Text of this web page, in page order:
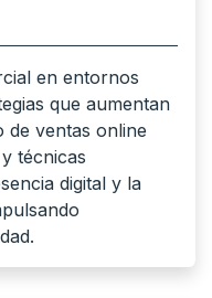
en entornos
que aumentan
de ventas online
técnicas
digital y la